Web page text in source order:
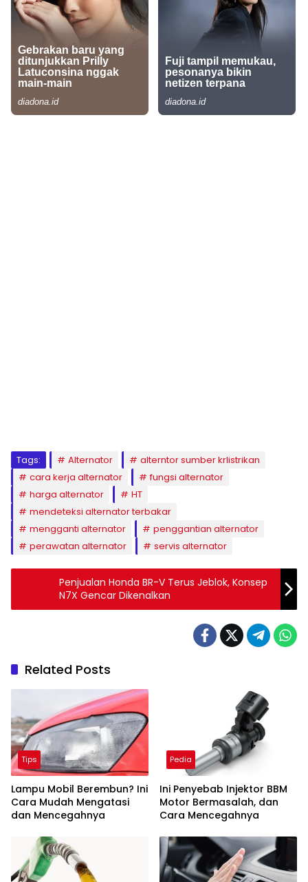
Tags: Alternator
alterntor sumber krlistrikan
cara kerja alternator
fungsi alternator
harga alternator
HT
mendeteksi alternator terbakar
mengganti alternator
penggantian alternator
perawatan alternator
servis alternator
Penjualan Honda BR-V Terus Jeblok, Konsep
N7X Gencar Dikenalkan
Related Posts
Tips
Lampu Mobil Berembun? Ini
Cara Mudah Mengatasi
dan Mencegahnya
Pedia
Ini Penyebab Injektor BBM
Motor Bermasalah, dan
Cara Mencegahnya